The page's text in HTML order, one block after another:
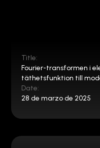
Title:
Fourier-transformen i
täthetsfunktion till
Date:
28 de marzo de 2025